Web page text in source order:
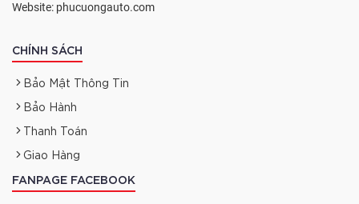
Website: phucuongauto.com
CHÍNH SÁCH
Bảo Mật Thông Tin
Bảo Hành
Thanh Toán
Giao Hàng
FANPAGE FACEBOOK